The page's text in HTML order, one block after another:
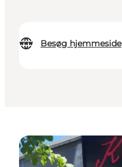
Besøg hjemmeside